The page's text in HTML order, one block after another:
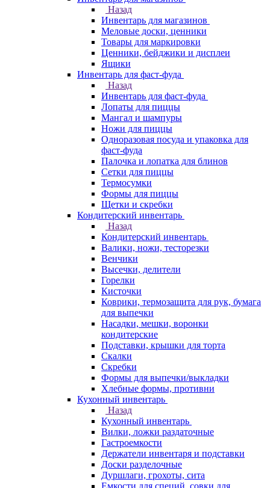
Назад
Инвентарь для магазинов
Меловые доски, ценники
Товары для маркировки
Ценники, бейджики и дисплеи
Ящики
Инвентарь для фаст-фуда
Назад
Инвентарь для фаст-фуда
Лопаты для пиццы
Мангал и шампуры
Ножи для пиццы
Одноразовая посуда и упаковка для
фаст-фуда
Палочка и лопатка для блинов
Сетки для пиццы
Термосумки
Формы для пиццы
Щетки и скребки
Кондитерский инвентарь
Назад
Кондитерский инвентарь
Валики, ножи, тесторезки
Венчики
Высечки, делители
Горелки
Кисточки
Коврики, термозащита для рук, бумага
для выпечки
Насадки, мешки, воронки
кондитерские
Подставки, крышки для торта
Скалки
Скребки
Формы для выпечки/выкладки
Хлебные формы, противни
Кухонный инвентарь
Назад
Кухонный инвентарь
Вилки, ложки раздаточные
Гастроемкости
Держатели инвентаря и подставки
Доски разделочные
Дуршлаги, грохоты, сита
Емкости для специй, совки для